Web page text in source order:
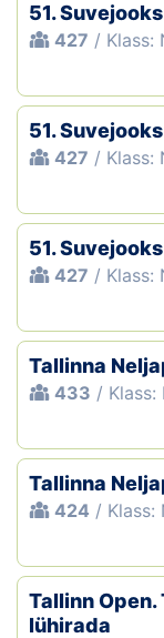
51. Suvejooks
427 / Klass:
51. Suvejooks
427 / Klass:
51. Suvejooks
427 / Klass:
Tallinna
433 / Klass:
Tallinna
424 / Klass:
Tallinn Open.
lühirada